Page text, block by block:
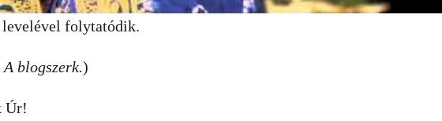
folytatódik.
blogszerk.)
Úr!